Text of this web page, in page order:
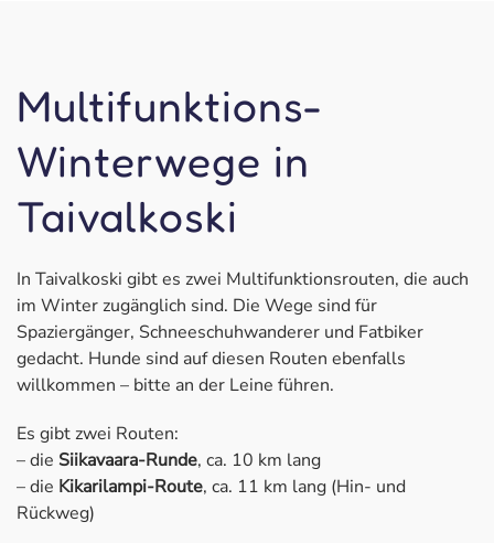
Multifunktions-
Winterwege in
Taivalkoski
In Taivalkoski gibt es zwei Multifunktionsrouten, die auch
im Winter zugänglich sind. Die Wege sind für
Spaziergänger, Schneeschuhwanderer und Fatbiker
gedacht. Hunde sind auf diesen Routen ebenfalls
willkommen – bitte an der Leine führen.
Es gibt zwei Routen:
– die Siikavaara-Runde, ca. 10 km lang
– die Kikarilampi-Route, ca. 11 km lang (Hin- und
Rückweg)